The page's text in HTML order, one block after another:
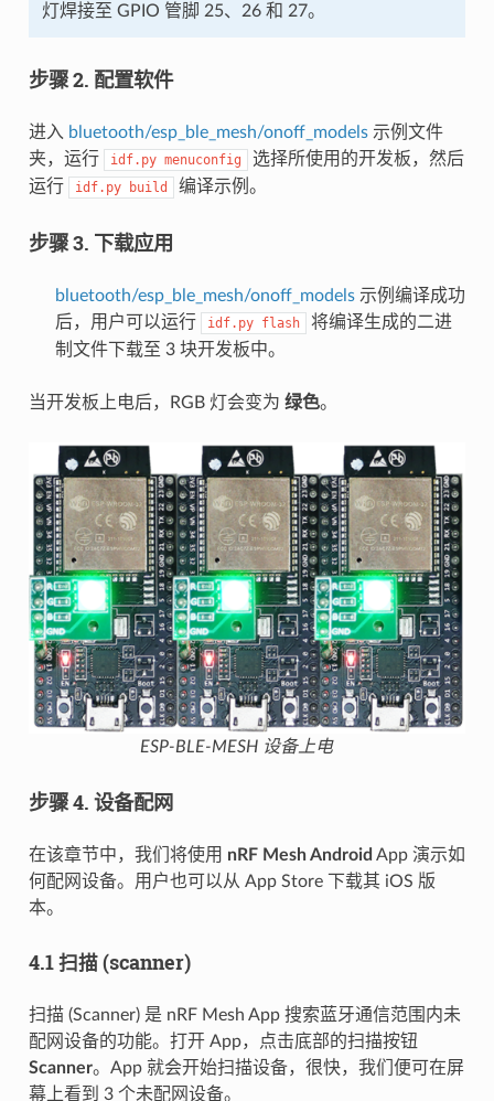
灯焊接至 GPIO 管脚 25、26 和 27。
步骤 2. 配置软件
进入 bluetooth/esp_ble_mesh/onoff_models示例文件
夹，运行
idf.py menuconfig
选择所使用的开发板，然后
运行
idf.py build 编译示例。
步骤 3. 下载应用
bluetooth/esp_ble_mesh/onoff_models示例编译成功
后，用户可以运行
idf.py flash
将编译生成的二进
制文件下载至 3 块开发板中。
当开发板上电后，RGB 灯会变为 绿色。
ESP-BLE-MESH 设备上电
步骤 4. 设备配网
在该章节中，我们将使用 nRF Mesh Android App 演示如
何配网设备。用户也可以从 App Store 下载其 iOS 版
本。
4.1 扫描 (scanner)
扫描 (Scanner) 是 nRF Mesh App 搜索蓝牙通信范围内未
配网设备的功能。打开 App，点击底部的扫描按钮
Scanner。App 就会开始扫描设备，很快，我们便可在屏
幕上看到 3 个未配网设备。